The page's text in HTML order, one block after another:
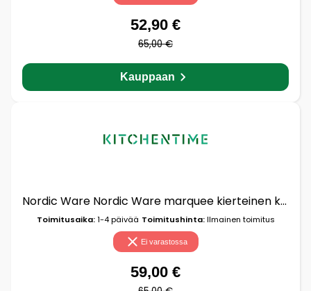
52,90 €
65,00 €
Kauppaan
Nordic Ware Nordic Ware marquee kierteinen kakkuvuoka 2,4 l
Toimitusaika:1-4 päivää Toimitushinta:Ilmainen toimitus
Ei varastossa
59,00 €